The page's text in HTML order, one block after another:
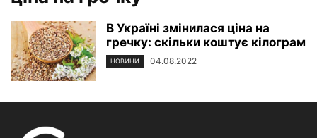
В Україні змінилася ціна на
гречку: скільки коштує кілограм
НОВИНИ 04.08.2022